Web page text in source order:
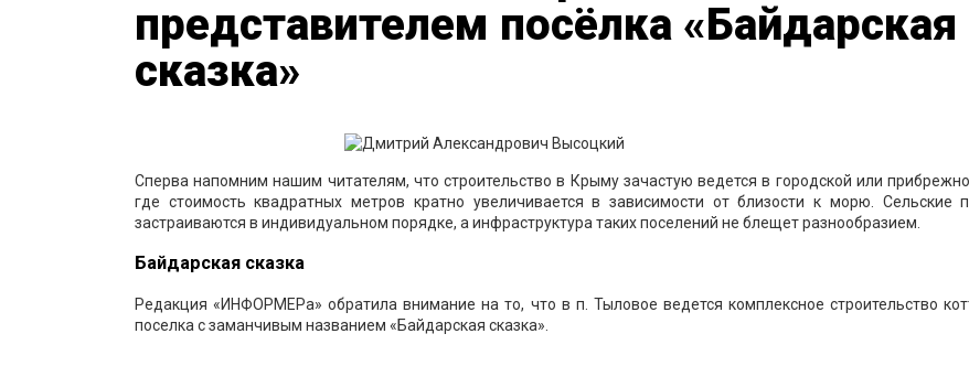
представителем посёлка «Байдарская
сказка»
Сперва напомним нашим читателям, что строительство в Крыму зачастую ведется в городской или
где стоимость квадратных метров кратно увеличивается в зависимости от близости к морю. Сельские
застраиваются в индивидуальном порядке, а инфраструктура таких поселений не блещет разнообразием.
Байдарская сказка
Редакция «ИНФОРМЕРа» обратила внимание на то, что в п. Тыловое ведется комплексное строительство
поселка с заманчивым названием «Байдарская сказка».